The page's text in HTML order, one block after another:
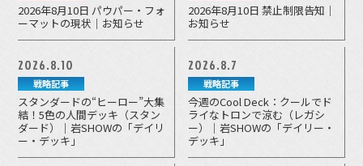
2026年8月10日 パウパー・フォ
ーマットの現状｜お知らせ
2026年8月10日 禁止制限告知｜
お知らせ
2026.8.10
戦略記事
スタンダードの“ヒーロー”大集
結！5色の人間デッキ（スタン
ダード）｜岩SHOWの「デイリ
ー・デッキ」
2026.8.7
戦略記事
今週のCool Deck：クールでド
ライなトロンで涼む（レガシ
ー）｜岩SHOWの「デイリー・
デッキ」